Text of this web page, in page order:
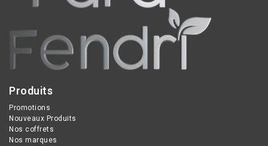
Produits
Promotions
Nouveaux Produits
Nos coffrets
Nos marques